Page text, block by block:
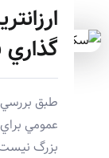
طبق بررسي
عمومي
بزرگ